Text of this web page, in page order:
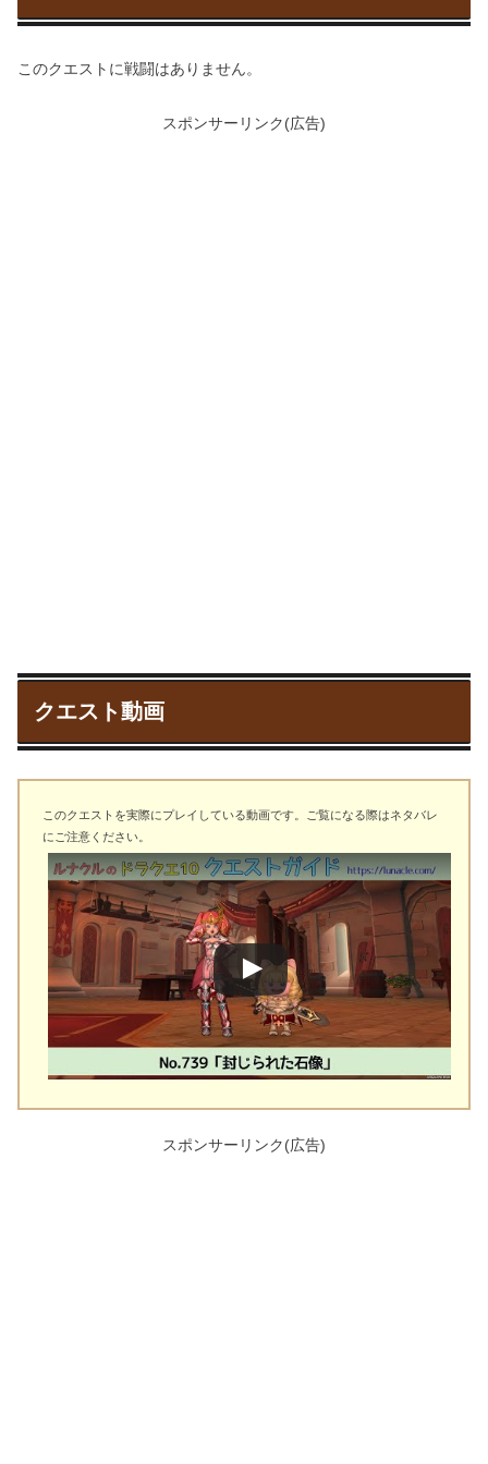
このクエストに戦闘はありません。
スポンサーリンク(広告)
クエスト動画
このクエストを実際にプレイしている動画です。ご覧になる際はネタバレ
にご注意ください。
スポンサーリンク(広告)